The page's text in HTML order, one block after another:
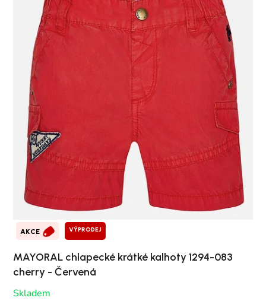
AKCE VÝPRODEJ
MAYORAL chlapecké krátké kalhoty 1294-083
cherry - Červená
Skladem